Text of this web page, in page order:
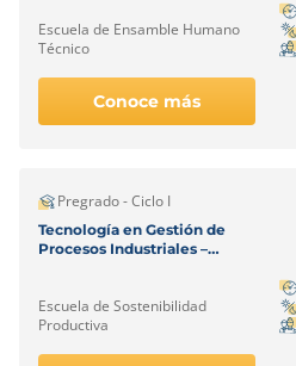
Escuela de Ensamble Humano
Técnico
Conoce más
Pregrado - Ciclo I
Tecnología en Gestión de
Procesos Industriales –
Escuela de Sostenibilidad
Productiva